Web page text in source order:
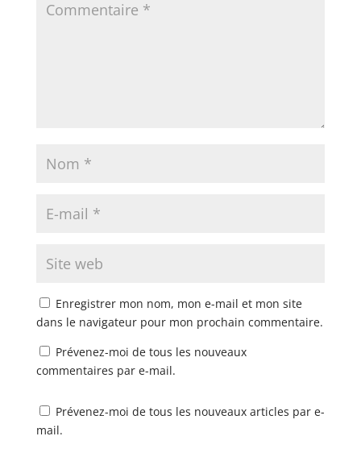
Enregistrer mon nom, mon e-mail et mon site
dans le navigateur pour mon prochain commentaire.
Prévenez-moi de tous les nouveaux
commentaires par e-mail.
Prévenez-moi de tous les nouveaux articles par e-
mail.